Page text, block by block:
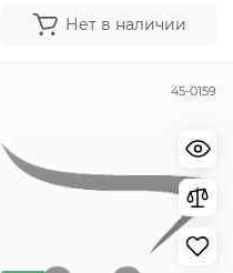
Нет в наличии
45-0159